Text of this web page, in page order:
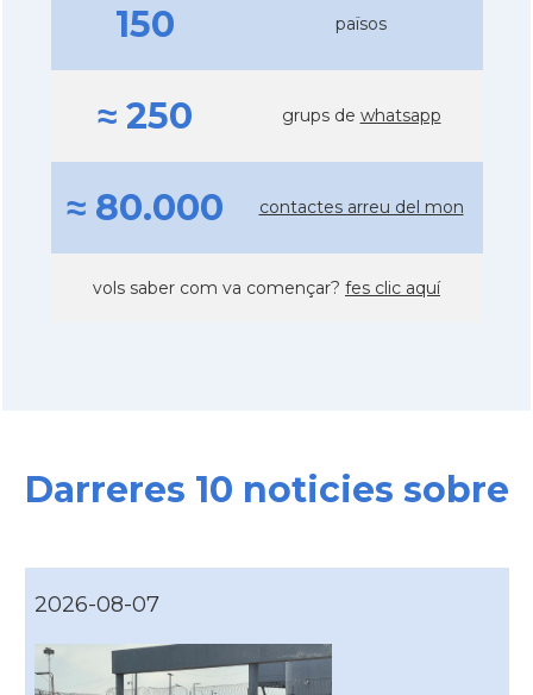
150 països
≈ 250 grups de whatsapp
≈ 80.000 contactes arreu del mon
vols saber com va començar? fes clic aquí
Darreres 10 noticies sobre
2026-08-07